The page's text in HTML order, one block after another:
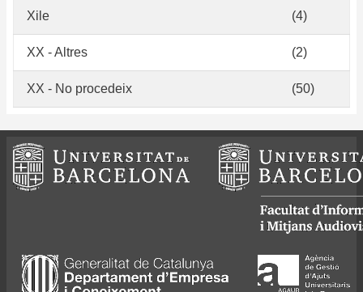
Xile (4)
XX - Altres (2)
XX - No procedeix (50)